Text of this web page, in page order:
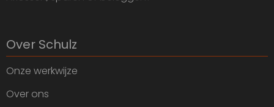
Over Schulz
Onze werkwijze
Over ons